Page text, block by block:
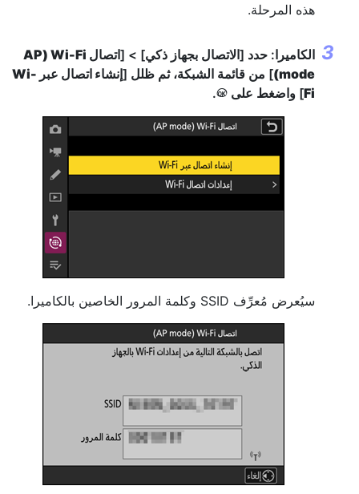
هذه المرحلة.
الكاميرا: حدد [الاتصال بجهاز ذكي] > [
اتصال Wi-Fi‏ (AP
mode) ] من قائمة الشبكة، ثم ظلل [
إنشاء اتصال عبر Wi-
Fi] واضغط على J
.
سيُعرض مُعرِّف SSID وكلمة المرور الخاصين بالكاميرا.